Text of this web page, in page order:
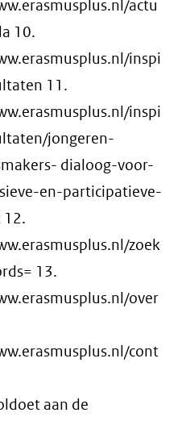
actu
10.
inspi
11.
inspi
jongeren-
dialoog-voor-
en-participatieve-
zoek
13.
over
cont
aan de